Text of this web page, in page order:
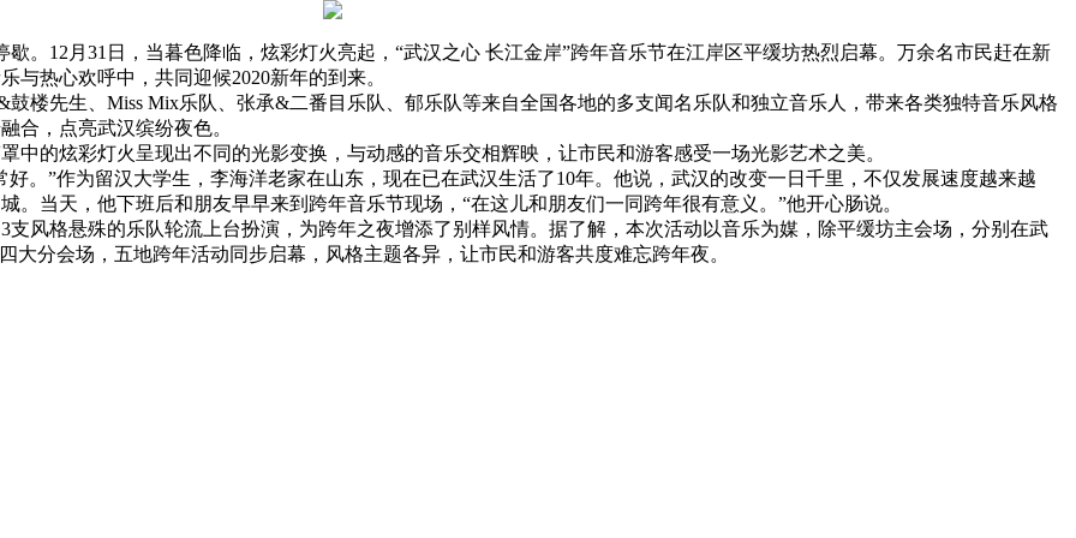
。12月31日，当暮色降临，炫彩灯火亮起，“武汉之心 长江金岸”跨年音乐节在江岸区平缓坊热烈启幕。万余名市民赶在新
与热心欢呼中，共同迎候2020新年的到来。
楼先生、Miss Mix乐队、张承&二番目乐队、郁乐队等来自全国各地的多支闻名乐队和独立音乐人，带来各类独特音乐风格
合，点亮武汉缤纷夜色。
炫彩灯火呈现出不同的光影变换，与动感的音乐交相辉映，让市民和游客感受一场光影艺术之美。
”作为留汉大学生，李海洋老家在山东，现在已在武汉生活了10年。他说，武汉的改变一日千里，不仅发展速度越来越
。当天，他下班后和朋友早早来到跨年音乐节现场，“在这儿和朋友们一同跨年很有意义。”他开心肠说。
格悬殊的乐队轮流上台扮演，为跨年之夜增添了别样风情。据了解，本次活动以音乐为媒，除平缓坊主会场，分别在武
大分会场，五地跨年活动同步启幕，风格主题各异，让市民和游客共度难忘跨年夜。